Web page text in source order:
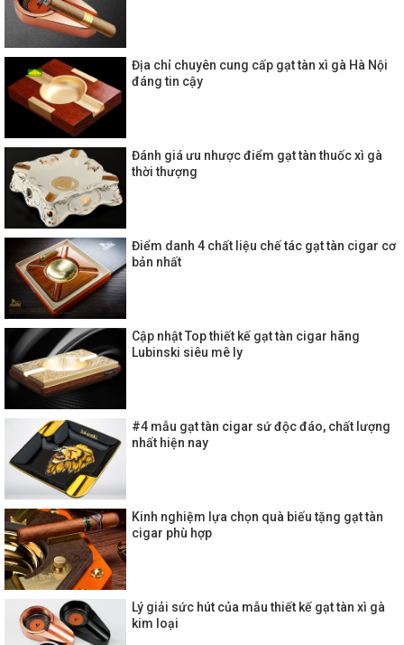
Địa chỉ chuyên cung cấp gạt tàn xì gà Hà Nội
đáng tin cậy
Đánh giá ưu nhược điểm gạt tàn thuốc xì gà
thời thượng
Điểm danh 4 chất liệu chế tác gạt tàn cigar cơ
bản nhất
Cập nhật Top thiết kế gạt tàn cigar hãng
Lubinski siêu mê ly
#4 mẫu gạt tàn cigar sứ độc đáo, chất lượng
nhất hiện nay
Kinh nghiệm lựa chọn quà biếu tặng gạt tàn
cigar phù hợp
Lý giải sức hút của mẫu thiết kế gạt tàn xì gà
kim loại